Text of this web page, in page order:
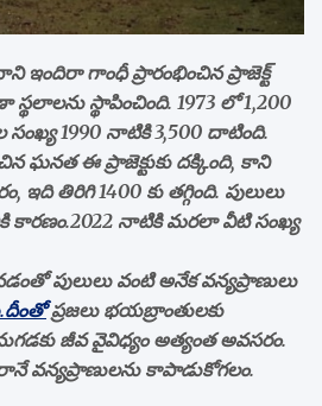
ఇందిరా గాంధీ ప్రారంభించిన ప్రాజెక్ట్
స్థలాలను స్థాపించింది. 1973 లో 1,200
సంఖ్య 1990 నాటికి 3,500 దాటింది.
ఘనత ఈ ప్రాజెక్టుకు దక్కింది, కాని
ఇది తిరిగి 1400 కు తగ్గింది. పులులు
కారణం.2022 నాటికి మరలా వీటి సంఖ్య
పులులు వంటి అనేక వన్యప్రాణులు
ప్రజలు భయబ్రాంతులకు
జీవ వైవిధ్యం అత్యంత అవసరం.
వన్యప్రాణులను కాపాడుకోగలం.